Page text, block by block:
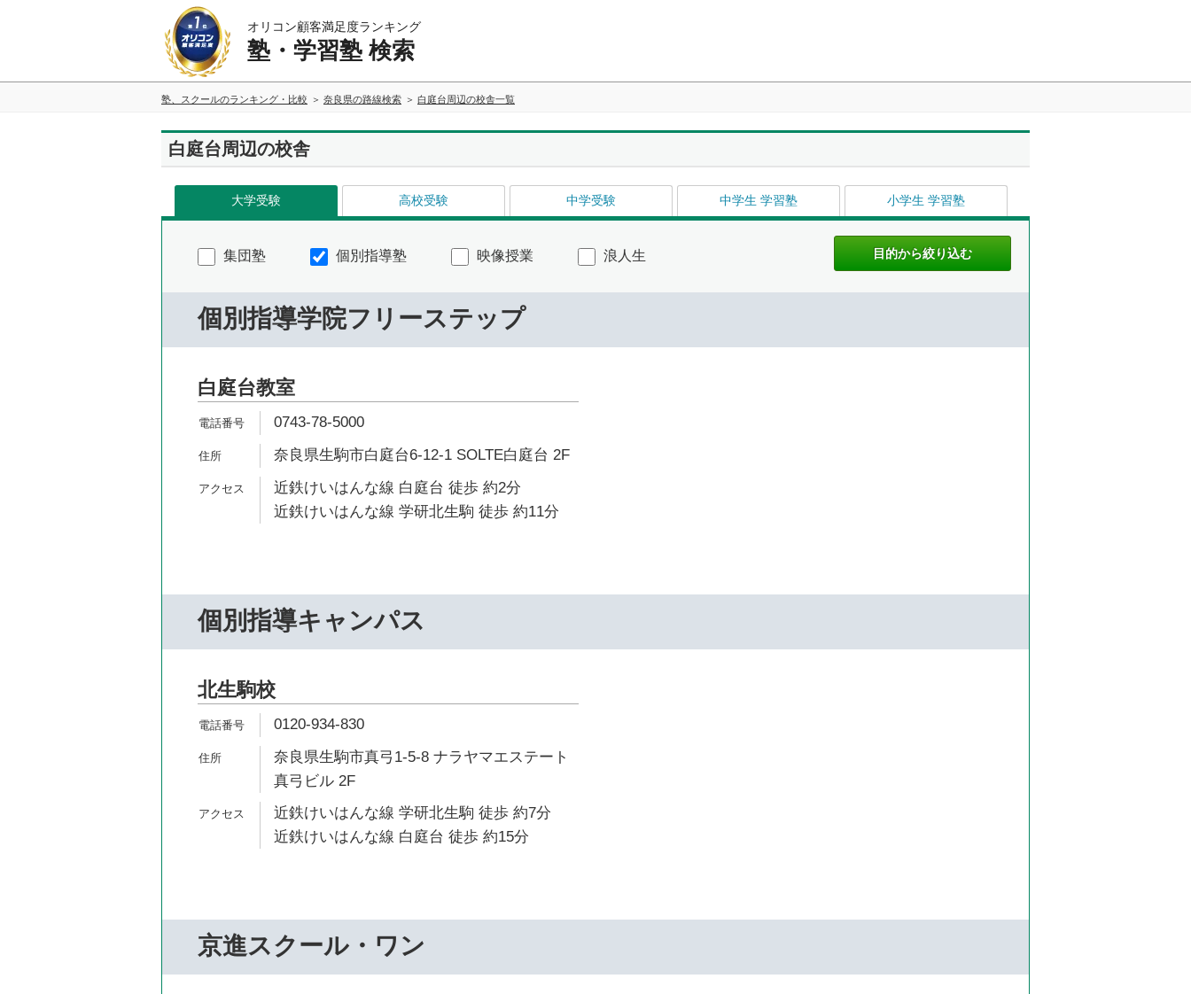
オリコン顧客満足度ランキング
塾・学習塾 検索
塾、スクールのランキング・比較 奈良県の路線検索 白庭台周辺の校舎一覧
白庭台周辺の校舎
大学受験 高校受験 中学受験 中学生 学習塾 小学生 学習塾
集団塾 個別指導塾 映像授業 浪人生
個別指導学院フリーステップ
白庭台教室
0743-78-5000
奈良県生駒市白庭台6-12-1 SOLTE白庭台 2F
近鉄けいはんな線 白庭台 徒歩 約2分
近鉄けいはんな線 学研北生駒 徒歩 約11分
個別指導キャンパス
北生駒校
0120-934-830
奈良県生駒市真弓1-5-8 ナラヤマエステート
真弓ビル 2F
近鉄けいはんな線 学研北生駒 徒歩 約7分
近鉄けいはんな線 白庭台 徒歩 約15分
京進スクール・ワン